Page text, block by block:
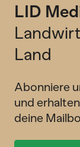
LID
Land
Abonniere
und
deine